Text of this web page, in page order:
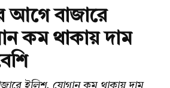
আগে বাজারে
কম থাকায় দাম
ইলিশ, যোগান কম থাকায় দাম